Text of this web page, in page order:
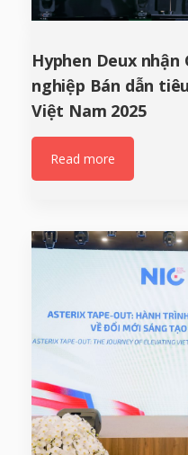
Hyphen Deux
nghiệp Bán dẫn
Việt Nam 2025
Read more